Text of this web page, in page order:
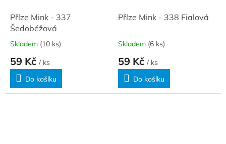
Příze Mink - 337
Šedobéžová
Skladem (10 ks)
59 Kč / ks
Do košíku
Příze Mink - 338 Fialová
Skladem (6 ks)
59 Kč / ks
Do košíku